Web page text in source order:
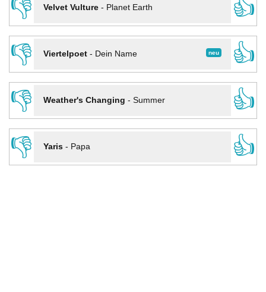
👎
Velvet Vulture- Planet Earth
👍
👎
neu
Viertelpoet- Dein Name
👍
👎
Weather's Changing - Summer
👍
👎
Yaris- Papa 👍